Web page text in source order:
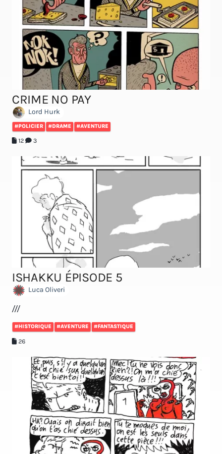
CRIME NO PAY
Lord Hurk
#POLICIER #DRAME #AVENTURE
12 3
ISHAKKU ÉPISODE 5
Luca Oliveri
///
#HISTORIQUE #AVENTURE #FANTASTIQUE
26